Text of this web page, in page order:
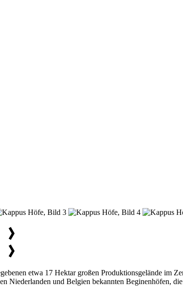
etwa 17 Hektar großen Produktionsgelände im
Niederlanden und Belgien bekannten Beginenhöfen,